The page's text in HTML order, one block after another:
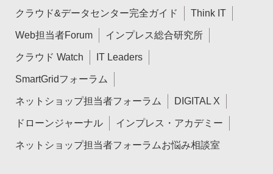
クラウド&データセンター完全ガイド Think IT
Web担当者Forum インプレス総合研究所
クラウド Watch IT Leaders
SmartGridフォーラム
ネットショップ担当者フォーラム DIGITAL X
ドローンジャーナル インプレス・アカデミー
ネットショップ担当者フォーラムお悩み相談室